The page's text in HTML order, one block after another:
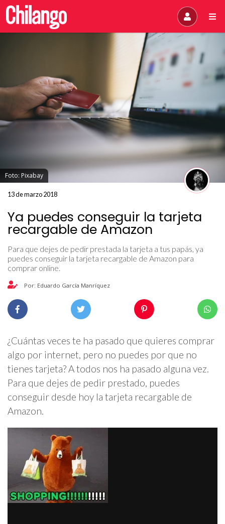
Foto: Pixabay
13 de marzo 2018
Ya puedes conseguir la tarjeta
recargable de Amazon
Para que dejes de pedir prestada la tarjeta a tus papás, ya
puedes conseguir la tarjeta recargable de Amazon para
comprar online.
Por: Eduardo García Manríquez
¿Cuántas veces te ha pasado que quieres comprar
algo por internet, pero no puedes por que no
tienes tarjeta? A todos nos ha pasado alguna vez.
Para que dejes de pedir prestado, puedes
conseguir desde hoy la tarjeta recargable de
Amazon.